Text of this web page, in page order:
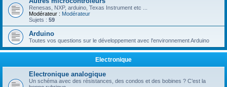
Renesas, NXP, arduino, Texas Instrument etc ...
Modérateur : Modérateur
Sujets : 59
Arduino
Toutes vos questions sur le développement avec l'environnement Arduino
Electronique
Electronique analogique
Un schéma avec des résistances, des condos et des bobines ? C’est la